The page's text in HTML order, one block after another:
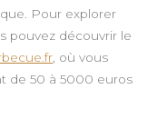
Pour explorer
pouvez découvrir le
, où vous
de 50 à 5000 euros